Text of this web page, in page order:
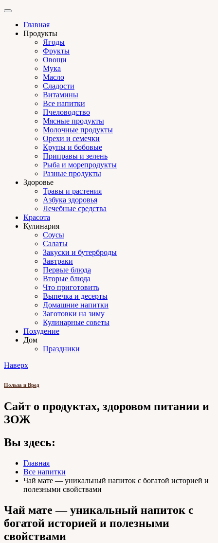
Главная
Продукты
Ягоды
Фрукты
Овощи
Мука
Масло
Сладости
Витамины
Все напитки
Пчеловодство
Мясные продукты
Молочные продукты
Орехи и семечки
Крупы и бобовые
Приправы и зелень
Рыба и морепродукты
Разные продукты
Здоровье
Травы и растения
Азбука здоровья
Лечебные средства
Красота
Кулинария
Соусы
Салаты
Закуски и бутерброды
Завтраки
Первые блюда
Вторые блюда
Что приготовить
Выпечка и десерты
Домашние напитки
Заготовки на зиму
Кулинарные советы
Похудение
Дом
Праздники
Наверх
Польза и Вред
Сайт о продуктах, здоровом питании и
ЗОЖ
Вы здесь:
Главная
Все напитки
Чай мате — уникальный напиток с богатой историей и
полезными свойствами
Чай мате — уникальный напиток с
богатой историей и полезными
свойствами